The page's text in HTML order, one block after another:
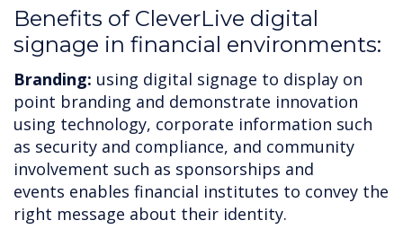
Benefits of CleverLive digital
signage in financial environments:
Branding: using digital signage to display on
point branding and demonstrate innovation
using technology, corporate information such
as security and compliance, and community
involvement such as sponsorships and
events enables financial institutes to convey the
right message about their identity.